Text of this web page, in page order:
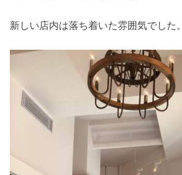
新しい店内は落ち着いた雰囲気でした。